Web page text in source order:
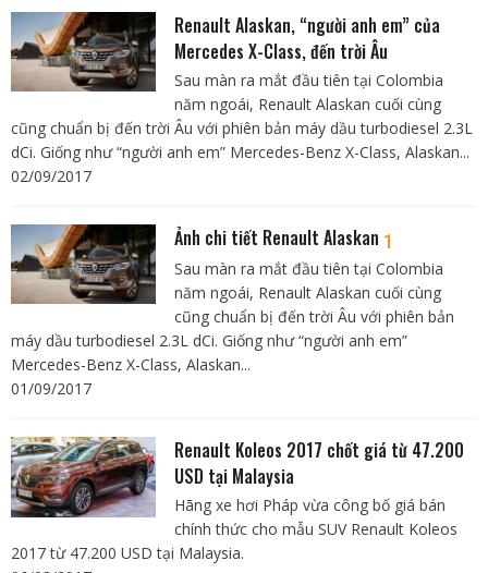
Renault Alaskan, “người anh em” của
Mercedes X-Class, đến trời Âu
Sau màn ra mắt đầu tiên tại Colombia
năm ngoái, Renault Alaskan cuối cùng
cũng chuẩn bị đến trời Âu với phiên bản máy dầu turbodiesel 2.3L
dCi. Giống như “người anh em” Mercedes-Benz X-Class, Alaskan...
02/09/2017
Ảnh chi tiết Renault Alaskan 1
Sau màn ra mắt đầu tiên tại Colombia
năm ngoái, Renault Alaskan cuối cùng
cũng chuẩn bị đến trời Âu với phiên bản
máy dầu turbodiesel 2.3L dCi. Giống như “người anh em”
Mercedes-Benz X-Class, Alaskan...
01/09/2017
Renault Koleos 2017 chốt giá từ 47.200
USD tại Malaysia
Hãng xe hơi Pháp vừa công bố giá bán
chính thức cho mẫu SUV Renault Koleos
2017 từ 47.200 USD tại Malaysia.